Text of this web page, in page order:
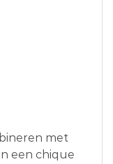
met
een chique